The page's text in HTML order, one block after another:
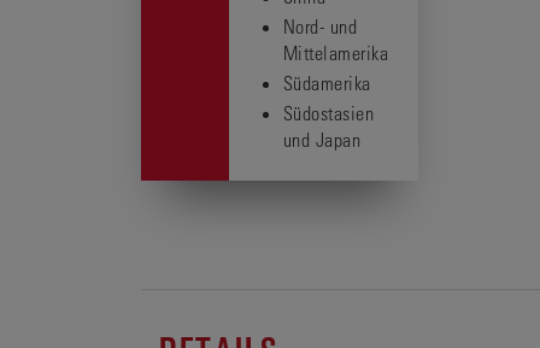
Nord- und
Mittelamerika
Südamerika
Südostasien
und Japan